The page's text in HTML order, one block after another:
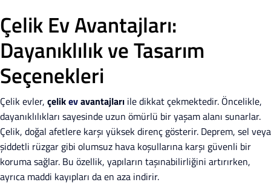
Çelik Ev Avantajları:
Dayanıklılık ve Tasarım
Seçenekleri
Çelik evler, çelikevavantajları ile dikkat çekmektedir. Öncelikle,
dayanıklılıkları sayesinde uzun ömürlü bir yaşam alanı sunarlar.
Çelik, doğal afetlere karşı yüksek direnç gösterir. Deprem, sel veya
şiddetli rüzgar gibi olumsuz hava koşullarına karşı güvenli bir
koruma sağlar. Bu özellik, yapıların taşınabilirliğini artırırken,
ayrıca maddi kayıpları da en aza indirir.